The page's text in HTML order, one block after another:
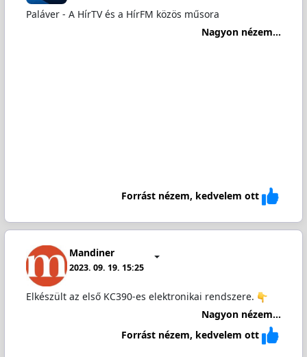
Paláver - A HírTV és a HírFM közös műsora
Nagyon nézem...
Forrást nézem, kedvelem ott
Mandiner
2023. 09. 19. 15:25
Elkészült az első KC390-es elektronikai rendszere.
Nagyon nézem...
Forrást nézem, kedvelem ott